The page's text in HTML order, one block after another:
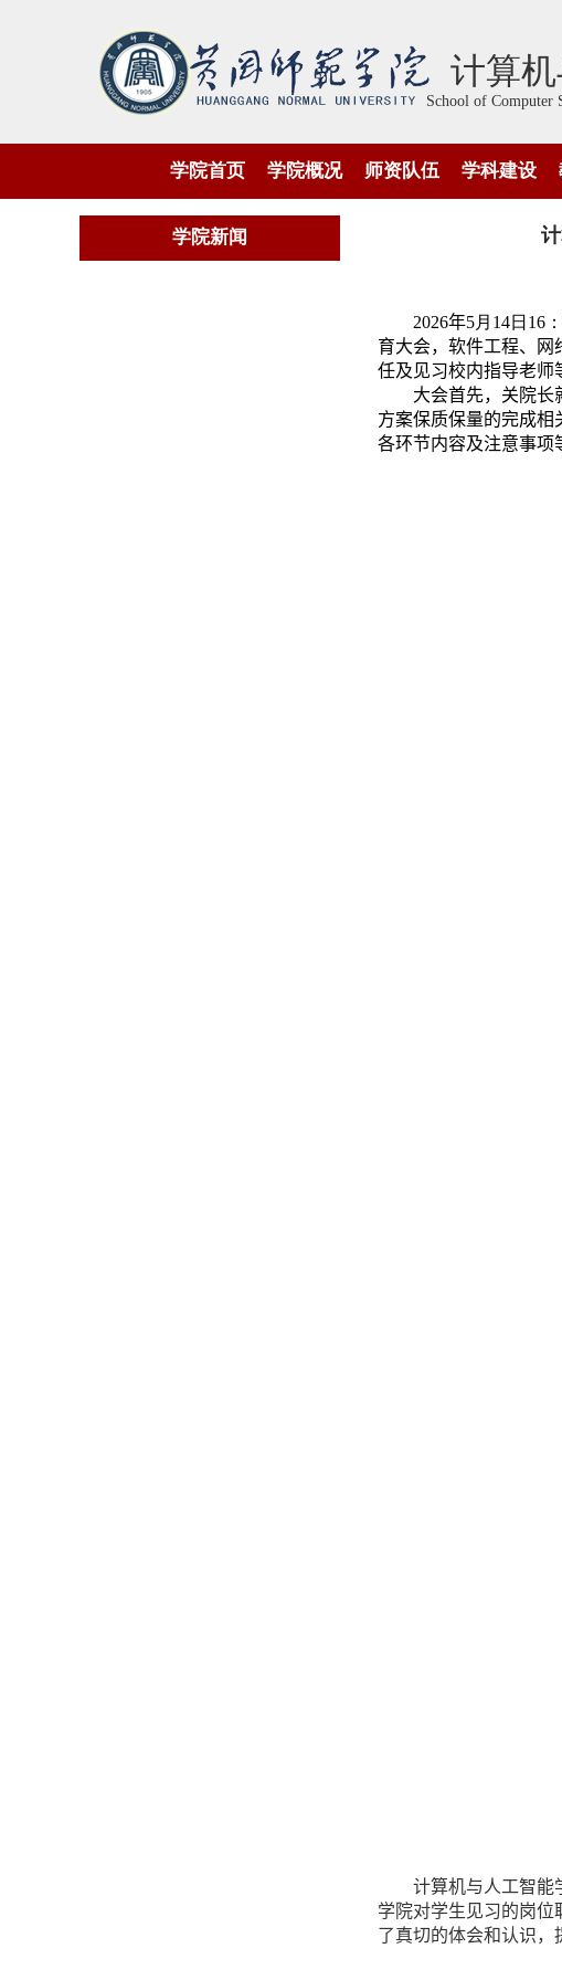
计算
School of Computer
学院首页 学院概况 师资队伍 学科建设
学院新闻
2026年5月 14日 16：
育大会， 软件工程、网
任及见习校内指导老师
大会首先， 关院长
方案保质保量的完成相
各环节内容及注意事项
计算机与人工智能
学院对学生见习的岗位
了真切的体会和认识，